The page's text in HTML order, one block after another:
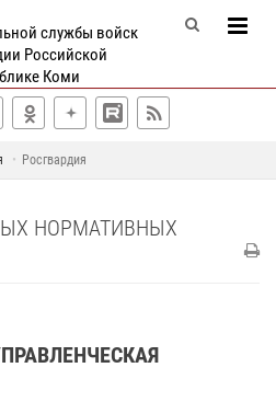
службы войск
Российской
Коми
Росгвардия
НОРМАТИВНЫХ